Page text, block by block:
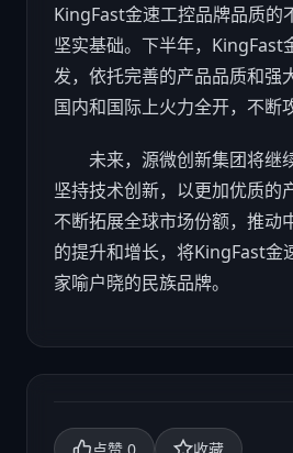
KingFast金速工控品牌品质的
坚实基础。下半年，KingFast
发，依托完善的产品品质和强
国内和国际上火力全开，不断
未来，源微创新集团将继续
坚持技术创新，以更加优质的
不断拓展全球市场份额，推动
的提升和增长，将KingFast金
家喻户晓的民族品牌。
0